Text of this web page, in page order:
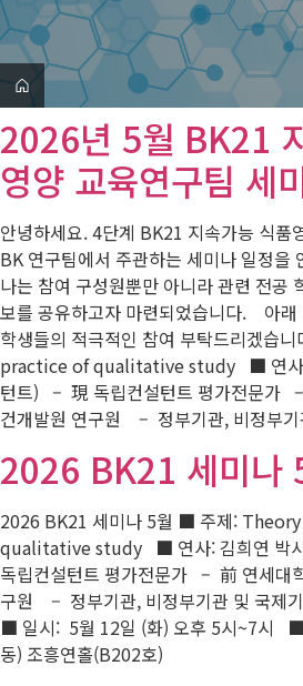
2026년 5월 BK21
영양 교육연구팀 세
안녕하세요. 4단계 BK21 지속가능 식품
BK 연구팀에서 주관하는 세미나 일정
나는 참여 구성원뿐만 아니라 관련 전공
보를 공유하고자 마련되었습니다. 아래
학생들의 적극적인 참여 부탁드리겠
practice of qualitative study ■ 연사:
턴트) – 現 독립컨설턴트 평가전문가
건개발원 연구원 – 정부기관, 비정부
2026 BK21 세미나
2026 BK21 세미나 5월 ■ 주제:
qualitative study ■ 연사: 김희연 박
독립컨설턴트 평가전문가 – 前 연세대
구원 – 정부기관, 비정부기관 및 국제
■ 일시: 5월 12일 (화) 오후 5시~7시
동) 조흥연홀(B202호)